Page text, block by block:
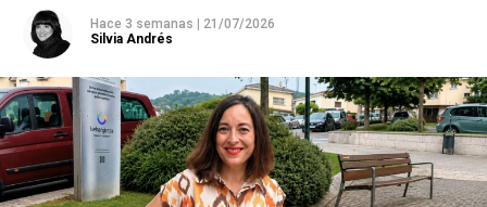
Hace 3 semanas
21/07/2026
Silvia Andrés